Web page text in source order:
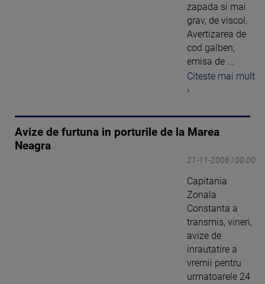
zapada si mai
grav, de viscol.
Avertizarea de
cod galben,
emisa de ...
Citeste mai mult
›
Avize de furtuna in porturile de la Marea
Neagra
21-11-2008 | 00:00
Capitania
Zonala
Constanta a
transmis, vineri,
avize de
inrautatire a
vremii pentru
urmatoarele 24